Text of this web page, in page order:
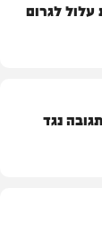
לגרום
נגד